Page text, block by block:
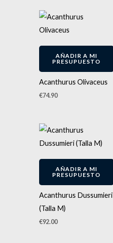
AÑADIR A MI
PRESUPUESTO
Acanthurus Olivaceus
€74.90
AÑADIR A MI
PRESUPUESTO
Acanthurus Dussumieri
(Talla M)
€92.00